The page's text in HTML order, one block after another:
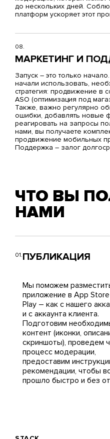
до нескольких дней.
платформ ускоряет этот
08.
МАРКЕТИНГ И
Запуск – это только
начали использовать,
стратегия: продвижение в
ASO (оптимизация под
Также, важно регулярно
ошибки, добавлять новые
реагировать на запросы
нами, вы получаете
продвижение мобильных
Поддержка – залог
ЧТО ВЫ
НАМИ
ПУБЛИКАЦИЯ
Мы поможем
приложение в App
Play – как с нашего
и с аккаунта клиента.
Подготовим
контент (иконки,
скриншоты), проведем
процесс модерации,
предоставим
рекомендации, чтобы
прошло быстро и без